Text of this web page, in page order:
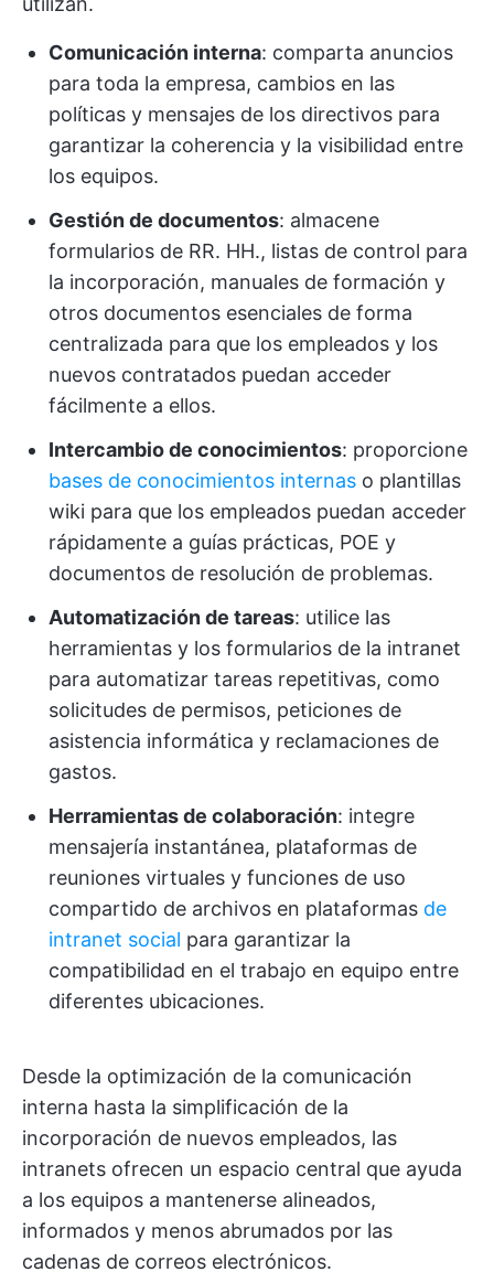
Comunicación interna: comparta anuncios
para toda la empresa, cambios en las
políticas y mensajes de los directivos para
garantizar la coherencia y la visibilidad entre
los equipos.
Gestión de documentos: almacene
formularios de RR. HH., listas de control para
la incorporación, manuales de formación y
otros documentos esenciales de forma
centralizada para que los empleados y los
nuevos contratados puedan acceder
fácilmente a ellos.
Intercambio de conocimientos: proporcione
bases de conocimientos internas o plantillas
wiki para que los empleados puedan acceder
rápidamente a guías prácticas, POE y
documentos de resolución de problemas.
Automatización de tareas: utilice las
herramientas y los formularios de la intranet
para automatizar tareas repetitivas, como
solicitudes de permisos, peticiones de
asistencia informática y reclamaciones de
gastos.
Herramientas de colaboración: integre
mensajería instantánea, plataformas de
reuniones virtuales y funciones de uso
compartido de archivos en plataformas de
intranet social para garantizar la
compatibilidad en el trabajo en equipo entre
diferentes ubicaciones.
Desde la optimización de la comunicación
interna hasta la simplificación de la
incorporación de nuevos empleados, las
intranets ofrecen un espacio central que ayuda
a los equipos a mantenerse alineados,
informados y menos abrumados por las
cadenas de correos electrónicos.